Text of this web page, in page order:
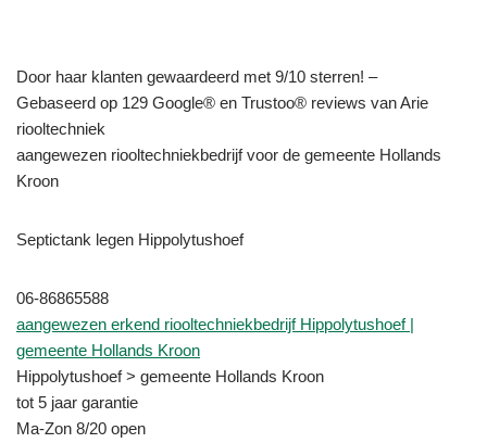
Door haar klanten gewaardeerd met 9/10 sterren! –
Gebaseerd op 129 Google® en Trustoo® reviews van Arie
riooltechniek
aangewezen riooltechniekbedrijf voor de gemeente Hollands
Kroon
Septictank legen Hippolytushoef
06-86865588
aangewezen erkend riooltechniekbedrijf Hippolytushoef |
gemeente Hollands Kroon
Hippolytushoef > gemeente Hollands Kroon
tot 5 jaar garantie
Ma-Zon 8/20 open